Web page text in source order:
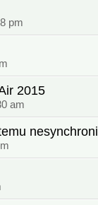
pm
2015
am